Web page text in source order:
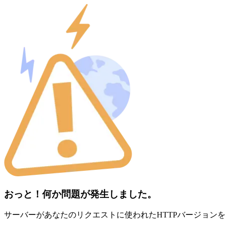
おっと！何か問題が発生しました。
サーバーがあなたのリクエストに使われたHTTPバージョン